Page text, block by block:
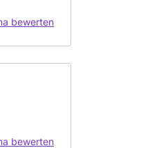
bewerten
bewerten